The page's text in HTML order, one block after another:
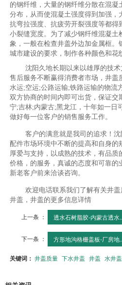
的钢纤维，大量的钢纤维分散在混凝
分布，从而使混凝土强度得到加强，
抗弯拉强度、抗疲劳开裂强度等都得
小裂缝宽度。为了减少钢纤维混凝土
象，一般在检查井盖外边加金属框。
城市建设的要求，制作各种颜色和花
沈阳久地长期以来以雄厚的技
售后服务不断赢得消费者市场，井盖
水运;空运;公路运输;铁路运输的物流
双方协商的时间内即可出货，保证交
宁;吉林;内蒙古;黑龙江，十年如一日
做好每一位客户的销售服务工作。
客户的满意就是我司的追求！
配件市场环境中不断的提高和自身的
厚爱与支持，以成熟的技术，有品
价格，的服务，真诚的态度和可靠的
新老客户前来洽谈咨询。
欢迎电话联系我们了解有关井
井盖，井盖的更多信息详情
上一条 ： 透水石树脂胶-内蒙古透水
下一条 ： 方形地沟格栅盖板-厂房地
关键词： 井盖质量 下水井盖 井盖 水井盖